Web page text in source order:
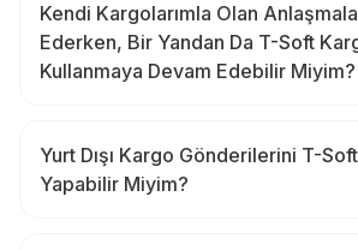
Kendi Kargolarımla Olan
Ederken, Bir Yandan Da T-Soft
Kullanmaya Devam Edebilir Miyim?
Yurt Dışı Kargo Gönderilerini T-
Yapabilir Miyim?